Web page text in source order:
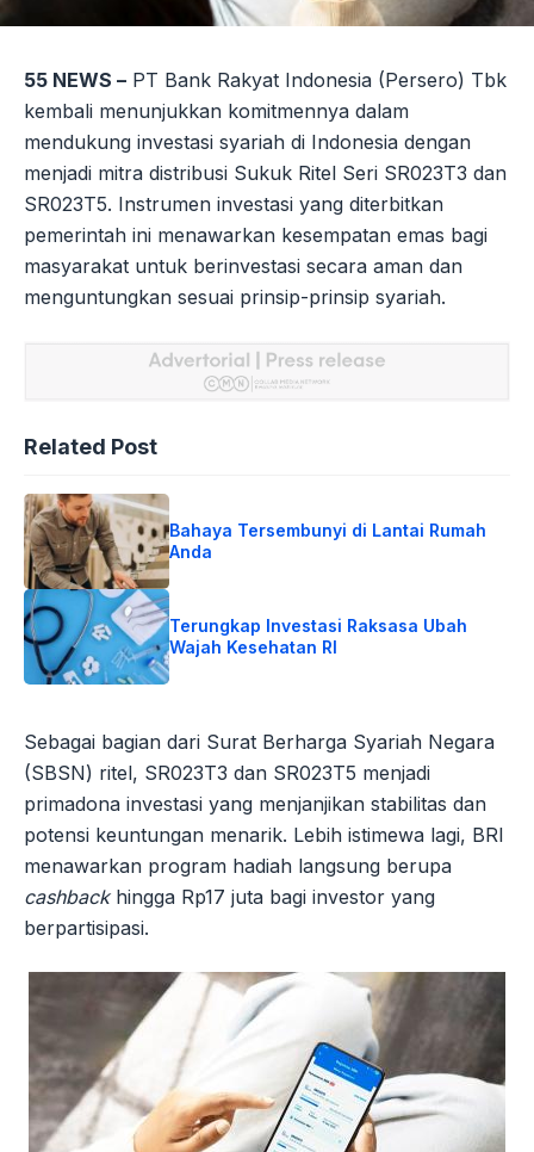
55 NEWS – PT Bank Rakyat Indonesia (Persero) Tbk
kembali menunjukkan komitmennya dalam
mendukung investasi syariah di Indonesia dengan
menjadi mitra distribusi Sukuk Ritel Seri SR023T3 dan
SR023T5. Instrumen investasi yang diterbitkan
pemerintah ini menawarkan kesempatan emas bagi
masyarakat untuk berinvestasi secara aman dan
menguntungkan sesuai prinsip-prinsip syariah.
Related Post
Bahaya Tersembunyi di Lantai Rumah
Anda
Terungkap Investasi Raksasa Ubah
Wajah Kesehatan RI
Sebagai bagian dari Surat Berharga Syariah Negara
(SBSN) ritel, SR023T3 dan SR023T5 menjadi
primadona investasi yang menjanjikan stabilitas dan
potensi keuntungan menarik. Lebih istimewa lagi, BRI
menawarkan program hadiah langsung berupa
cashbackhingga Rp17 juta bagi investor yang
berpartisipasi.